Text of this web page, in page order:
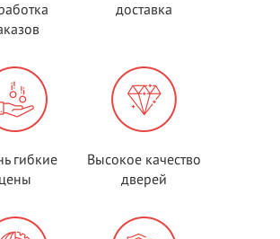
доставка
гибкие
цены
Высокое качество
дверей